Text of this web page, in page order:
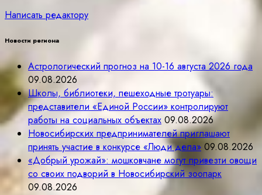
Написать редактору
Новости региона
Астрологический прогноз на 10-16 августа 2026 года
09.08.2026
Школы, библиотеки, пешеходные тротуары:
представители «Единой России» контролируют
работы на социальных объектах 09.08.2026
Новосибирских предпринимателей приглашают
принять участие в конкурсе «Люди дела» 09.08.2026
«Добрый урожай»: мошковчане могут привезти овощи
со своих подворий в Новосибирский зоопарк
09.08.2026